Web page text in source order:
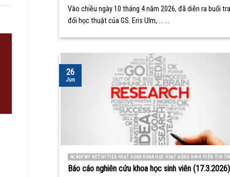
Vào chiều ngày 10 tháng 4 năm 2026, đã diễn ra buổi
đổi học thuật của GS. Eris Ulm, ... ...
ACADEMY ACTIVITIES HOẠT ĐỘNG KHOA HỌC HOẠT ĐỘNG SINH VIÊN TIN
Báo cáo nghiên cứu khoa học sinh viên (17.3.2026)
26
Jun